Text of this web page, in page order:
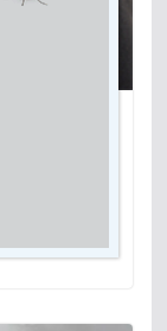
cita
para